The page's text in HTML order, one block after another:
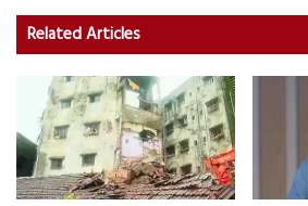
Related Articles